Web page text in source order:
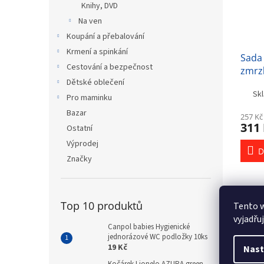
Tento
Knihy, DVD
Na ven
Koupání a přebalování
Krmení a spinkání
Cestování a bezpečnost
Dětské oblečení
Pro maminku
Bazar
Ostatní
Výprodej
Značky
Top 10 produktů
Canpol babies Hygienické
jednorázové WC podložky 10ks
19 Kč
257
311